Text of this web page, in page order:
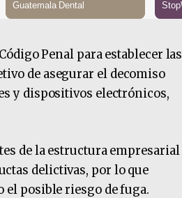
Penal para establecer las
de asegurar el decomiso
y dispositivos electrónicos,
de la estructura empresarial
delictivas, por lo que
posible riesgo de fuga.